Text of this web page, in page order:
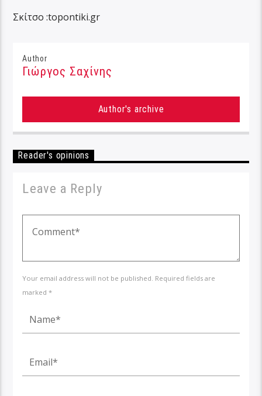
Σκίτσο :topontiki.gr
Author
Γιώργος Σαχίνης
Author's archive
Reader's opinions
Leave a Reply
Your email address will not be published. Required fields are
marked *